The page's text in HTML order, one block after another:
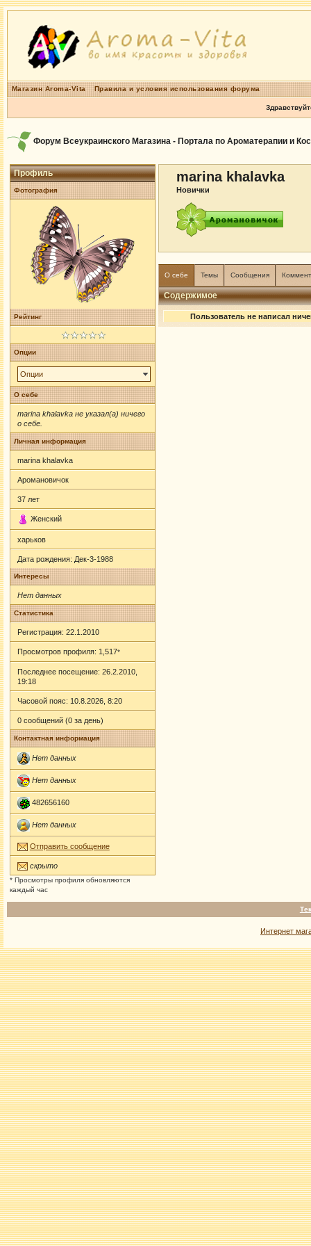
Магазин Aroma-Vita Правила и условия использования форума
Форум Всеукраинского Магазина - Портала по Ароматерапии и
Профиль
Фотография
Рейтинг
Опции
Опции
О себе
marina khalavka не указал(а) ничего
о себе.
Личная информация
marina khalavka
Аромановичок
37 лет
Женский
харьков
Дата рождения: Дек-3-1988
Интересы
Нет данных
Статистика
Регистрация: 22.1.2010
Просмотров профиля: 1,517*
Последнее посещение: 26.2.2010,
19:18
Часовой пояс: 10.8.2026, 8:20
0 сообщений (0 за день)
Контактная информация
Нет данных
Нет данных
482656160
Нет данных
Отправить сообщение
скрыто
* Просмотры профиля обновляются
каждый час
marina khalavka
Новички
О себе Темы Сообщения
Содержимое
Пользователь не написал
Интернет